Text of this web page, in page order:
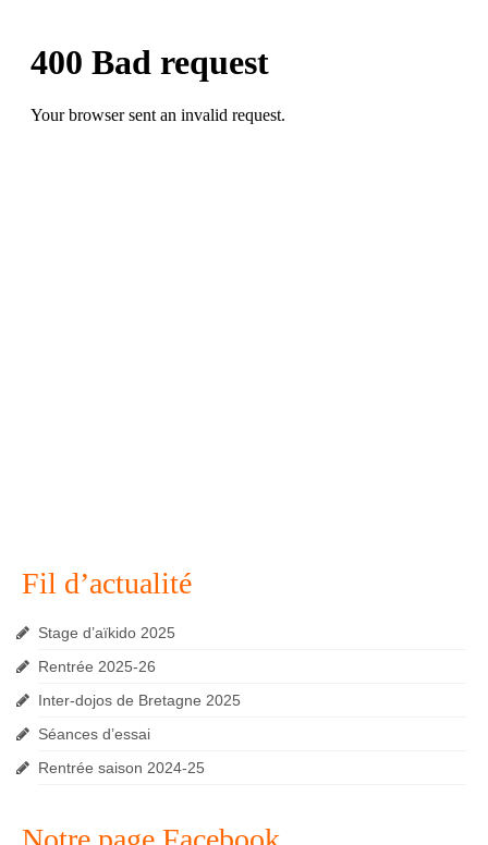
Fil d’actualité
Stage d’aïkido 2025
Rentrée 2025-26
Inter-dojos de Bretagne 2025
Séances d’essai
Rentrée saison 2024-25